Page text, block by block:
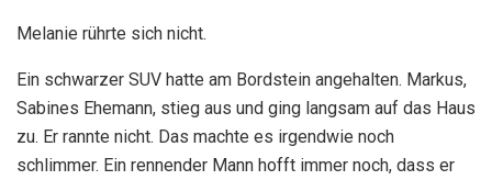
Melanie rührte sich nicht.
Ein schwarzer SUV hatte am Bordstein angehalten. Markus,
Sabines Ehemann, stieg aus und ging langsam auf das Haus
zu. Er rannte nicht. Das machte es irgendwie noch
schlimmer. Ein rennender Mann hofft immer noch, dass er